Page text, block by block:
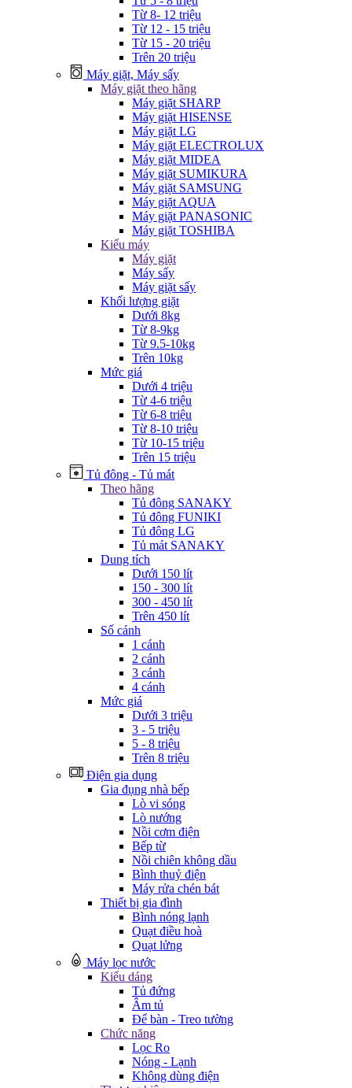
Từ 8- 12 triệu
Từ 12 - 15 triệu
Từ 15 - 20 triệu
Trên 20 triệu
Máy giặt, Máy sấy
Máy giặt theo hãng
Máy giặt SHARP
Máy giặt HISENSE
Máy giặt LG
Máy giặt ELECTROLUX
Máy giặt MIDEA
Máy giặt SUMIKURA
Máy giặt SAMSUNG
Máy giặt AQUA
Máy giặt PANASONIC
Máy giặt TOSHIBA
Kiểu máy
Máy giặt
Máy sấy
Máy giặt sấy
Khối lượng giặt
Dưới 8kg
Từ 8-9kg
Từ 9.5-10kg
Trên 10kg
Mức giá
Dưới 4 triệu
Từ 4-6 triệu
Từ 6-8 triệu
Từ 8-10 triệu
Từ 10-15 triệu
Trên 15 triệu
Tủ đông - Tủ mát
Theo hãng
Tủ đông SANAKY
Tủ đông FUNIKI
Tủ đông LG
Tủ mát SANAKY
Dung tích
Dưới 150 lít
150 - 300 lít
300 - 450 lít
Trên 450 lít
Số cánh
1 cánh
2 cánh
3 cánh
4 cánh
Mức giá
Dưới 3 triệu
3 - 5 triệu
5 - 8 triệu
Trên 8 triệu
Điện gia dụng
Gia đụng nhà bếp
Lò vi sóng
Lò nướng
Nồi cơm điện
Bếp từ
Nồi chiên không dầu
Bình thuỷ điện
Máy rửa chén bát
Thiết bị gia đình
Bình nóng lạnh
Quạt điều hoà
Quạt lửng
Máy lọc nước
Kiểu dáng
Tủ đứng
Âm tủ
Để bàn - Treo tường
Chức năng
Lọc Ro
Nóng - Lạnh
Không dùng điện